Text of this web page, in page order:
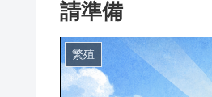
請準備
繁殖